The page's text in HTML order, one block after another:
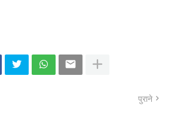
पुराने